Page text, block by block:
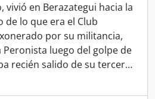
vivió en Berazategui hacia la
de lo que era el Club
por su militancia,
Peronista luego del golpe de
recién salido de su tercer…